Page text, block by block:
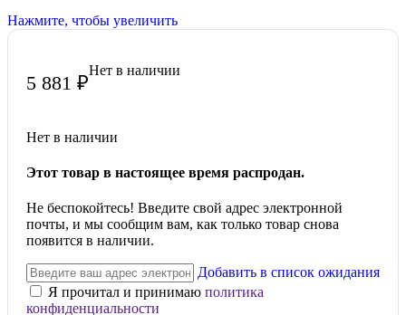
Нажмите, чтобы увеличить
5 881 ₽
Нет в наличии
Нет в наличии
Этот товар в настоящее время распродан.
Не беспокойтесь! Введите свой адрес электронной
почты, и мы сообщим вам, как только товар снова
появится в наличии.
Добавить в список ожидания
Я прочитал и принимаю политика
конфиденциальности